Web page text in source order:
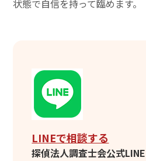
状態で自信を持って臨めます。
LINEで相談する
探偵法人調査士会公式LINE